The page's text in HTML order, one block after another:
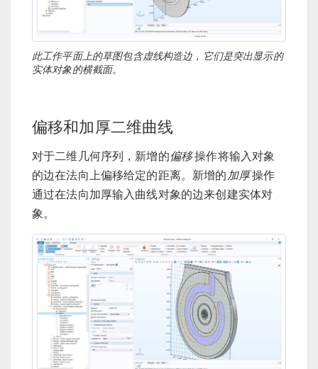
此工作平面上的草图包含虚线构造边，它们是突出显示的
实体对象的横截面。
偏移和加厚二维曲线
对于二维几何序列，新增的偏移操作将输入对象
的边在法向上偏移给定的距离。新增的 加厚操作
通过在法向加厚输入曲线对象的边来创建实体对
象。